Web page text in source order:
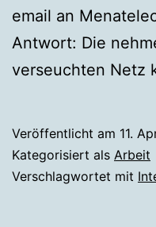
email an
Antwort: Die
verseuchten Netz
Veröffentlicht am 11.
Kategorisiert als Arbeit
Verschlagwortet mit